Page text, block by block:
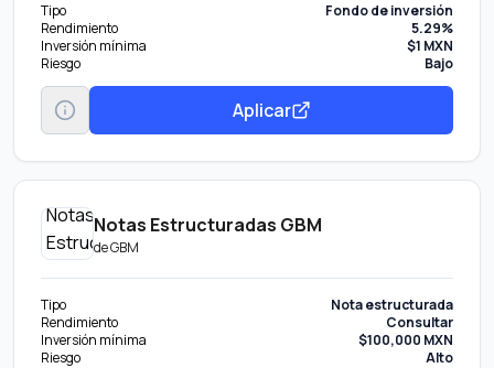
Tipo
Fondo de inversión
Rendimiento
5.29%
Inversión mínima
$1 MXN
Riesgo
Bajo
Aplicar
Notas Estructuradas GBM
deGBM
Tipo
Nota estructurada
Rendimiento
Consultar
Inversión mínima
$100,000 MXN
Riesgo
Alto